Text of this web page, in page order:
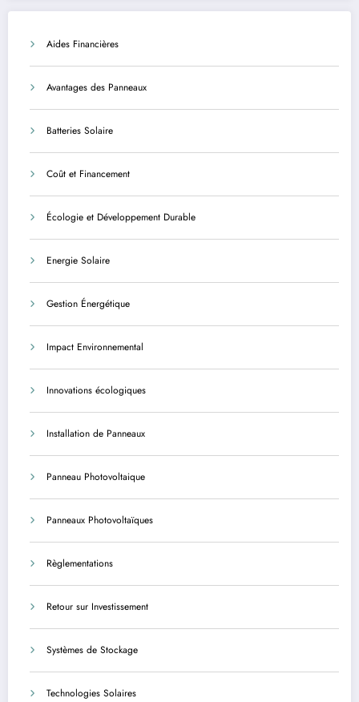
Aides Financières
Avantages des Panneaux
Batteries Solaire
Coût et Financement
Écologie et Développement Durable
Energie Solaire
Gestion Énergétique
Impact Environnemental
Innovations écologiques
Installation de Panneaux
Panneau Photovoltaique
Panneaux Photovoltaïques
Règlementations
Retour sur Investissement
Systèmes de Stockage
Technologies Solaires